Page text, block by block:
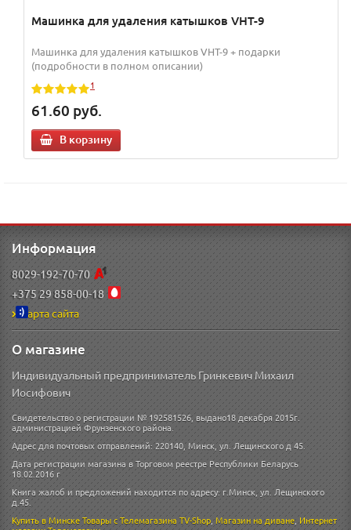
Машинка для удаления катышков VHT-9
Машинка для удаления катышков VHT-9 + подарки
(подробности в полном описании)
1
61.60 руб.
В корзину
Информация
8029-192-70-70
+375 29 858-00-18
Карта сайта
О магазине
Индивидуальный предприниматель Гринкевич Михаил
Иосифович
Свидетельство о регистрации № 192581526, выдано18 декабря 2015г.
администрацией Фрунзенского района.
Адрес для почтовых отправлений: 220140, Минск, ул. Лещинского д 45.
Дата регистрации магазина в Торговом реестре Республики Беларусь
18.02.2016 г
Книга жалоб и предложений находится по адресу: г.Минск, ул. Лещинского
д.45.
Купить в МинскеТовары с Телемагазина TV-Shop,Магазин на диване,Интернет